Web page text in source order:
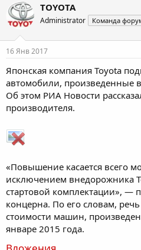
т
о
р
е
м
ы
т
н
л
TOYOTA
Administrator Команда
16 Янв 2017
Японская компания Toyota
автомобили, произведенные
Об этом РИА Новости
производителя.
«Повышение касается всего
исключением внедорожника
стартовой комплектации», —
концерна. По его словам,
стоимости машин,
январе 2015 года.